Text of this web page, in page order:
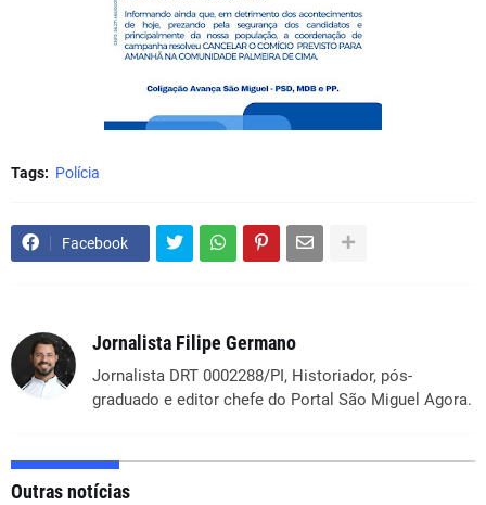
Tags: Polícia
Facebook
Jornalista Filipe Germano
Jornalista DRT 0002288/PI, Historiador, pós-
graduado e editor chefe do Portal São Miguel Agora.
Outras notícias